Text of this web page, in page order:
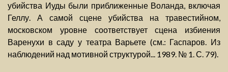
убийства Иуды были приближенные Воланда, включая
Геллу. А самой сцене убийства на травестийном,
московском уровне соответствует сцена избиения
Варенухи в саду у театра Варьете (см.: Гаспаров. Из
наблюдений над мотивной структурой... 1989. № 1. С. 79).